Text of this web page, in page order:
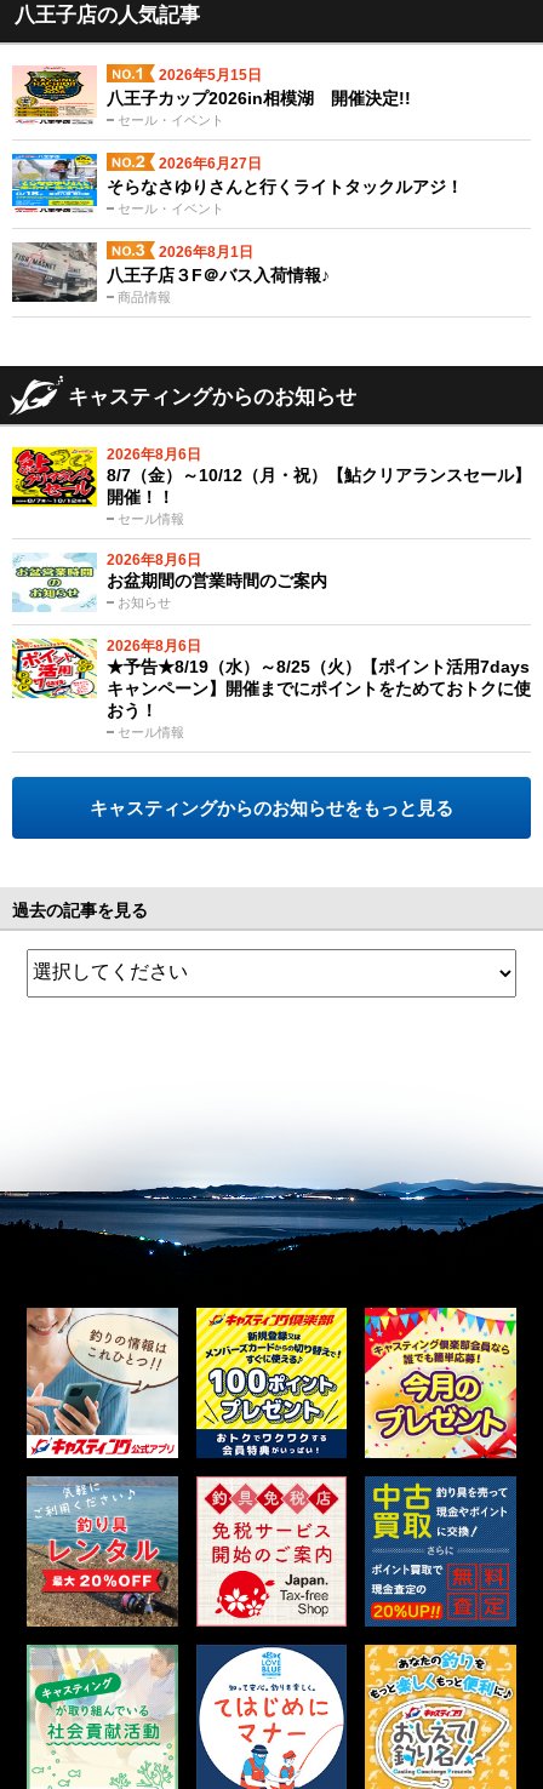
八王子店の人気記事
2026年5月15日
セール・イベント
八王子カップ2026in相模湖 開催決定!!
2026年6月27日
セール・イベント
そらなさゆりさんと行くライトタックルアジ！
2026年8月1日
商品情報
八王子店３F＠バス入荷情報♪
キャスティングからのお知らせ
2026年8月6日
セール情報
8/7（金）～10/12（月・祝）【鮎クリアランスセール】
開催！！
2026年8月6日
お知らせ
お盆期間の営業時間のご案内
2026年8月6日
セール情報
★予告★8/19（水）～8/25（火）【ポイント活用7days
キャンペーン】開催までにポイントをためておトクに使
おう！
キャスティングからのお知らせをもっと見る
過去の記事を見る